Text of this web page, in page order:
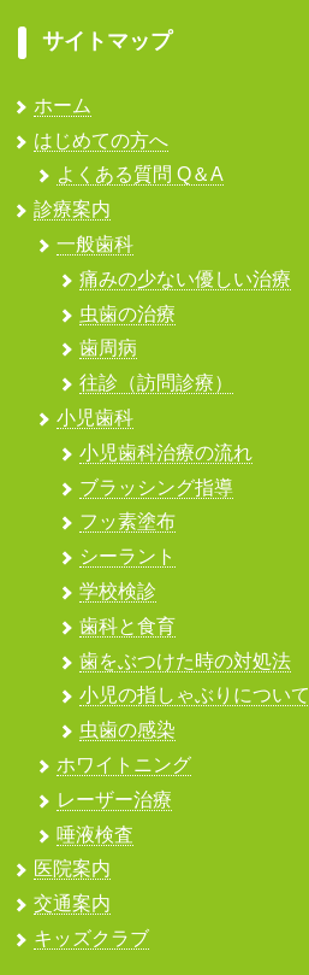
サイトマップ
ホーム
はじめての方へ
よくある質問 Q＆A
診療案内
一般歯科
痛みの少ない優しい治療
虫歯の治療
歯周病
往診（訪問診療）
小児歯科
小児歯科治療の流れ
ブラッシング指導
フッ素塗布
シーラント
学校検診
歯科と食育
歯をぶつけた時の対処法
小児の指しゃぶりについて
虫歯の感染
ホワイトニング
レーザー治療
唾液検査
医院案内
交通案内
キッズクラブ